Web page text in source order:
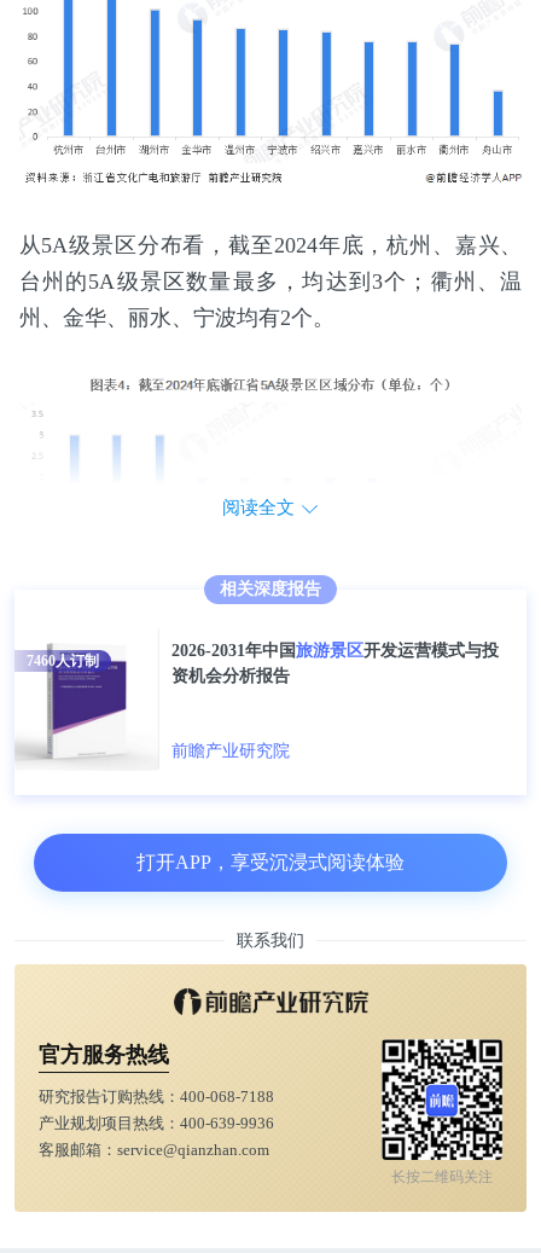
从5A级景区分布看，截至2024年底，杭州、嘉兴、
台州的5A级景区数量最多，均达到3个；衢州、温
州、金华、丽水、宁波均有2个。
浙江省全国乡村旅游重点村镇数量达61个
浙江在2017年提出“万村景区化”这个概念，随后积极
浙江旅游发展水平。
省全国乡村旅游重点村镇数量总计61个，其中重点村
54个，重点镇7个。
阅读全文
相关深度报告
2026-2031年中国旅游景区开发运营模式与投
资机会分析报告
前瞻产业研究院
7460人订制
打开APP，享受沉浸式阅读体验
联系我们
官方服务热线
研究报告订购热线： 400-068-7188
产业规划项目热线： 400-639-9936
客服邮箱： service@qianzhan.com
长按二维码关注